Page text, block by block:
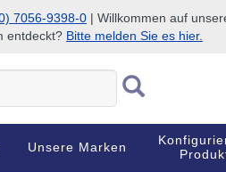
7056-9398-0 | Willkommen auf
entdeckt? Bitte melden Sie es hier.
Unsere Marken